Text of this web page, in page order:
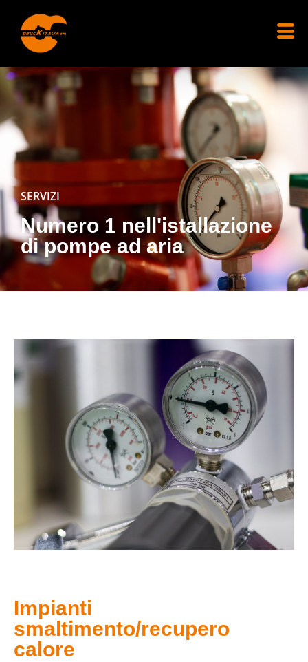
SERVIZI
Numero 1 nell'istallazione
di pompe ad aria
Impianti
smaltimento/recupero
calore